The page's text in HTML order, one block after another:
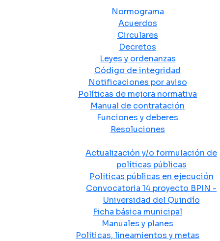
Normograma
Acuerdos
Circulares
Decretos
Leyes y ordenanzas
Código de integridad
Notificaciones por aviso
Políticas de mejora normativa
Manual de contratación
Funciones y deberes
Resoluciones
Actualización y/o formulación de
políticas públicas
Políticas públicas en ejecución
Convocatoria 14 proyecto BPIN -
Universidad del Quindío
Ficha básica municipal
Manuales y planes
Políticas, lineamientos y metas